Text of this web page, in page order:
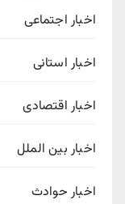
اخبار اجتماعی
اخبار استانی
اخبار اقتصادی
اخبار بین الملل
اخبار حوادث